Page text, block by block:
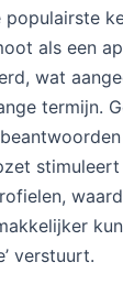
populairste
als een
wat
termijn.
verstuurt.